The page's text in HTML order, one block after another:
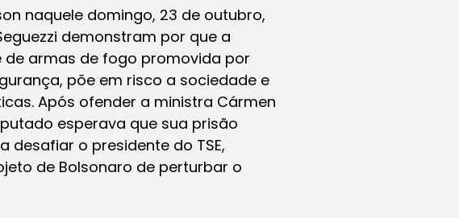
naquele domingo, 23 de outubro,
demonstram por que a
armas de fogo promovida por
põe em risco a sociedade e
Após ofender a ministra Cármen
esperava que sua prisão
desafiar o presidente do TSE,
de Bolsonaro de perturbar o